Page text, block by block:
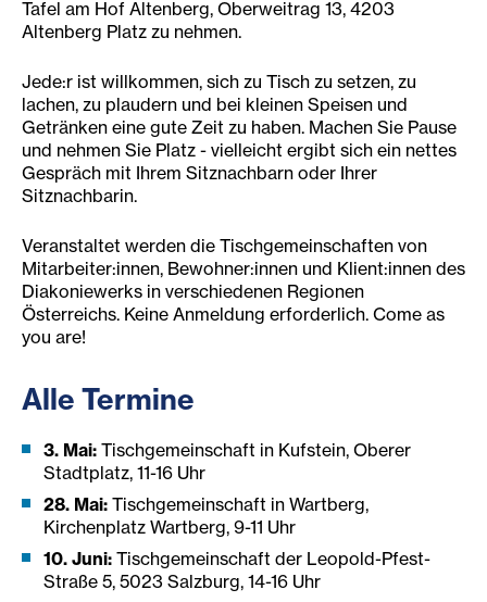
Tafel am Hof Altenberg, Oberweitrag 13, 4203
Altenberg Platz zu nehmen.
Jede:r ist willkommen, sich zu Tisch zu setzen, zu
lachen, zu plaudern und bei kleinen Speisen und
Getränken eine gute Zeit zu haben. Machen Sie Pause
und nehmen Sie Platz - vielleicht ergibt sich ein nettes
Gespräch mit Ihrem Sitznachbarn oder Ihrer
Sitznachbarin.
Veranstaltet werden die Tischgemeinschaften von
Mitarbeiter:innen, Bewohner:innen und Klient:innen des
Diakoniewerks in verschiedenen Regionen
Österreichs. Keine Anmeldung erforderlich. Come as
you are!
Alle Termine
3. Mai: Tischgemeinschaft in Kufstein, Oberer
Stadtplatz, 11-16 Uhr
28. Mai: Tischgemeinschaft in Wartberg,
Kirchenplatz Wartberg, 9-11 Uhr
10. Juni: Tischgemeinschaft der Leopold-Pfest-
Straße 5, 5023 Salzburg, 14-16 Uhr